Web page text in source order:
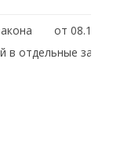
от
в отдельные